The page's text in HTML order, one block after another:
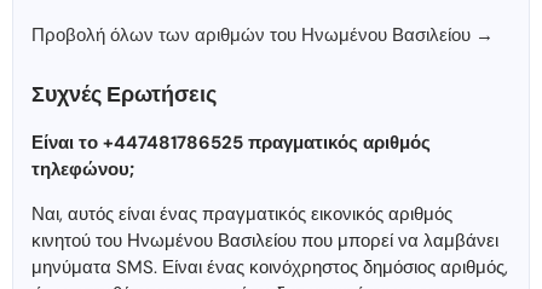
Προβολή όλων των αριθμών του Ηνωμένου Βασιλείου →
Συχνές Ερωτήσεις
Είναι το +447481786525 πραγματικός αριθμός
τηλεφώνου;
Ναι, αυτός είναι ένας πραγματικός εικονικός αριθμός
κινητού του Ηνωμένου Βασιλείου που μπορεί να λαμβάνει
μηνύματα SMS. Είναι ένας κοινόχρηστος δημόσιος αριθμός,